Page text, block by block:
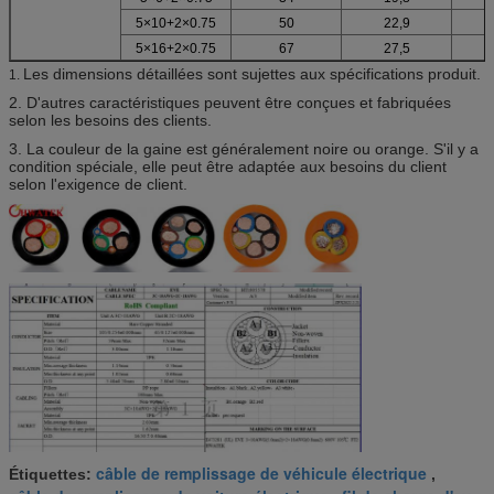
5×10+2×0.75
50 22,9
5×16+2×0.75
67 27,5
1. Les dimensions détaillées sont sujettes aux spécifications produit.
2. D'autres caractéristiques peuvent être conçues et fabriquées
selon les besoins des clients.
3. La couleur de la gaine est généralement noire ou orange. S'il y a
condition spéciale, elle peut être adaptée aux besoins du client
selon l'exigence de client.
Étiquettes: câble de remplissage de véhicule électrique ,